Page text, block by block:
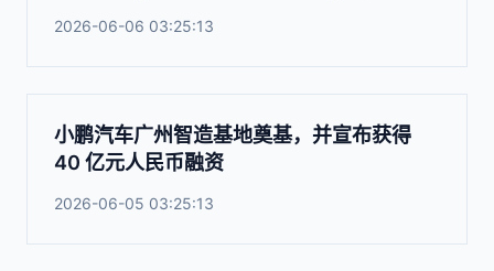
2026-06-06 03:25:13
小鹏汽车广州智造基地奠基，并宣布获得
40 亿元人民币融资
2026-06-05 03:25:13